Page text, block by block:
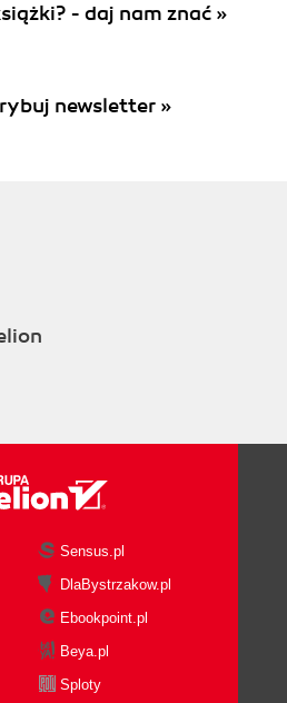
- daj nam znać »
newsletter »
Sensus.pl
DlaBystrzakow.pl
Ebookpoint.pl
Beya.pl
Sploty